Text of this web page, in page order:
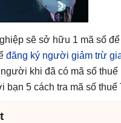
sẽ sở hữu 1 mã số
đăng ký người giảm trừ
khi đã có mã số thuế
5 cách tra mã số thuế